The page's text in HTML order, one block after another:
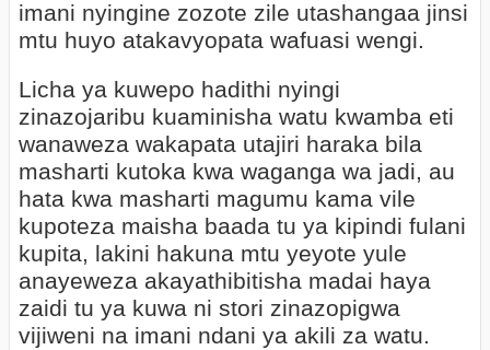
imani nyingine zozote zile utashangaa jinsi
mtu huyo atakavyopata wafuasi wengi.
Licha ya kuwepo hadithi nyingi
zinazojaribu kuaminisha watu kwamba eti
wanaweza wakapata utajiri haraka bila
masharti kutoka kwa waganga wa jadi, au
hata kwa masharti magumu kama vile
kupoteza maisha baada tu ya kipindi fulani
kupita, lakini hakuna mtu yeyote yule
anayeweza akayathibitisha madai haya
zaidi tu ya kuwa ni stori zinazopigwa
vijiweni na imani ndani ya akili za watu.